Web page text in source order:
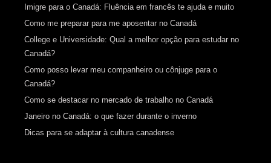
Imigre para o Canadá: Fluência em francês te ajuda e muito
Como me preparar para me aposentar no Canadá
College e Universidade: Qual a melhor opção para estudar no
Canadá?
Como posso levar meu companheiro ou cônjuge para o
Canadá?
Como se destacar no mercado de trabalho no Canadá
Janeiro no Canadá: o que fazer durante o inverno
Dicas para se adaptar à cultura canadense